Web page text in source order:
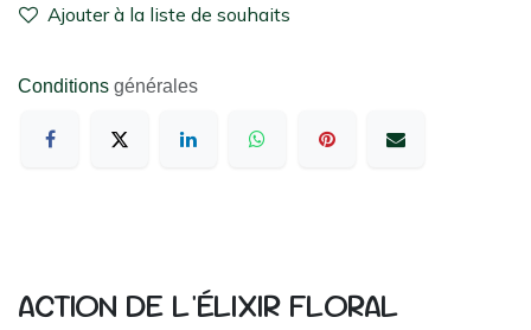
Ajouter à la liste de souhaits
Conditions générales
ACTION DE L'ÉLIXIR FLORAL